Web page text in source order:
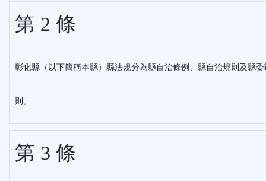
第 2 條
彰化縣（以下簡稱本縣）縣法規分為縣自治條例、縣自治規則及縣委
則。
第 3 條